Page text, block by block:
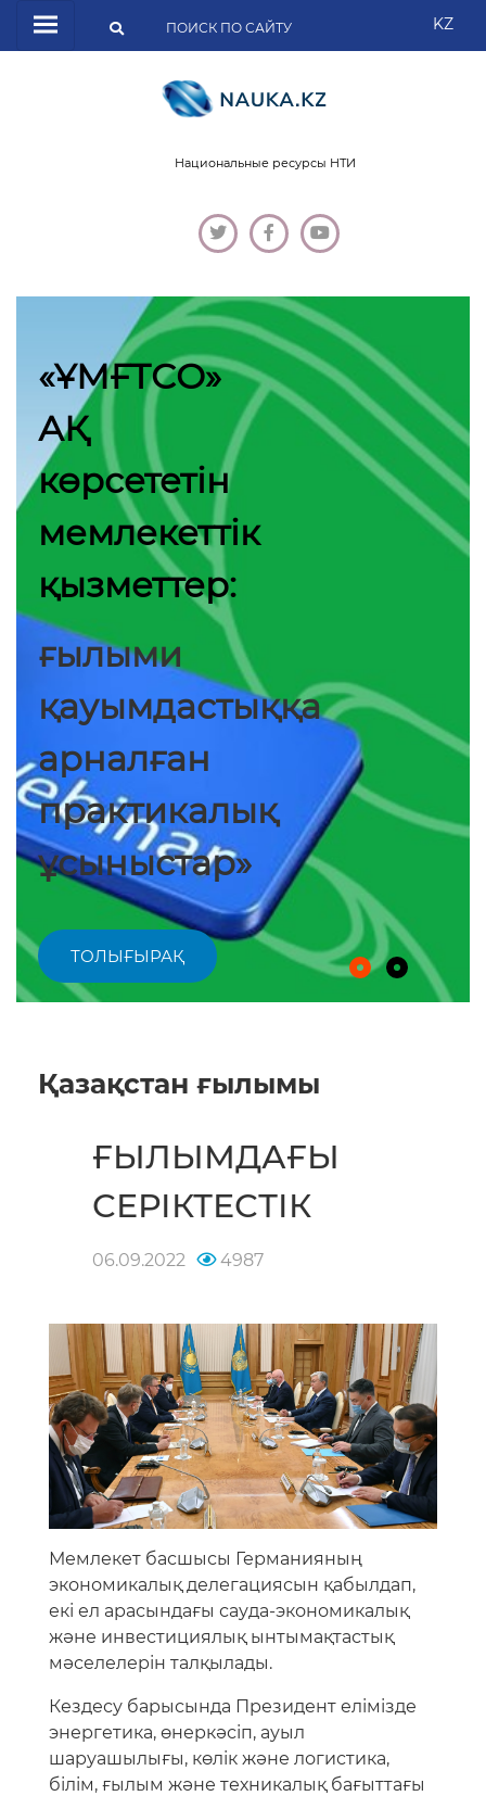
KZ
Национальные ресурсы НТИ
«ҰМҒТСО»
АҚ
көрсететін
мемлекеттік
қызметтер:
ғылыми
қауымдастыққа
арналған
практикалық
ұсыныстар»
ТОЛЫҒЫРАҚ
Қазақстан ғылымы
ҒЫЛЫМДАҒЫ
СЕРІКТЕСТІК
06.09.2022 4987
Мемлекет басшысы Германияның
экономикалық делегациясын қабылдап,
екі ел арасындағы сауда-экономикалық
және инвестициялық ынтымақтастық
мәселелерін талқылады.
Кездесу барысында Президент елімізде
энергетика, өнеркәсіп, ауыл
шаруашылығы, көлік және логистика,
білім, ғылым және техникалық бағыттағы